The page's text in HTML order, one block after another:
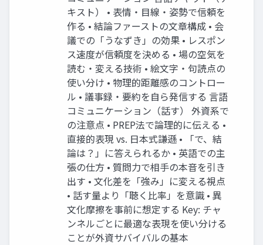
キスト） • 表情・目線・姿勢で信頼を
作る • 結論ファーストの文章構成 • 会
議での「うなずき」の効果 • レスポン
ス速度が信頼度を決める • 場の空気を
読む・変える技術 • 絵文字・句読点の
使い分け • 物理的距離感のコントロー
ル • 議事録・要約を自ら発信する 言語
コミュニケーション（話す） 外資系で
の注意点 • PREP法で論理的に伝える •
直接的表現 vs. 日本式謙遜 • 「で、結
論は？」に答えられるか • 英語での主
張の仕方 • 質問力で相手の本音を引き
出す • 文化差を「強み」に変える視点
• 話す量より「聴く比率」を意識 • 異
文化摩擦を事前に想定する Key: チャ
ンネルごとに最適な表現を使い分ける
ことが外資サバイバルの基本